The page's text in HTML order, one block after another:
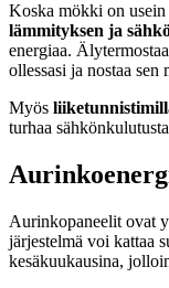
Koska mökki on
lämmityksen ja
energiaa.
ollessasi ja nostaa sen
Myös
turhaa
Aurinkopaneelit ovat
järjestelmä voi kattaa
kesäkuukausina,